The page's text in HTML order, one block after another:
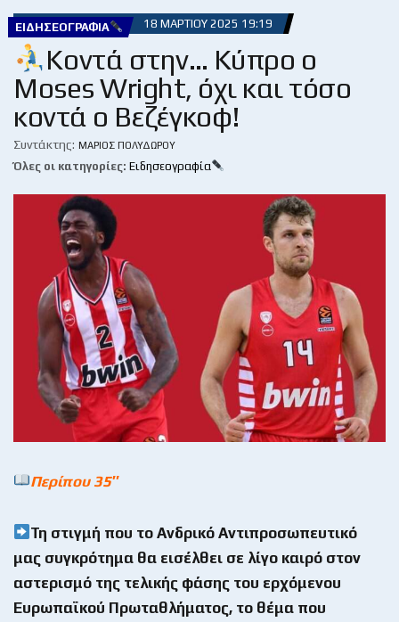
ΕΙΔΗΣΕΟΓΡΑΦΊΑ 18 ΜΑΡΤΊΟΥ 2025 19:19
Κοντά στην… Κύπρο ο
Moses Wright, όχι και τόσο
κοντά ο Βεζέγκοφ!
Συντάκτης: ΜΆΡΙΟΣ ΠΟΛΥΔΏΡΟΥ
Όλες οι κατηγορίες: Ειδησεογραφία
Περίπου 35″
Τη στιγμή που το Ανδρικό Αντιπροσωπευτικό
μας συγκρότημα θα εισέλθει σε λίγο καιρό στον
αστερισμό της τελικής φάσης του ερχόμενου
Ευρωπαϊκού Πρωταθλήματος, το θέμα που